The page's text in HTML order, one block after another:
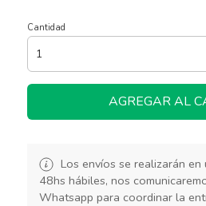
Cantidad
AGREGAR AL
Los envíos se realizarán
48hs hábiles, nos
Whatsapp para coordinar la